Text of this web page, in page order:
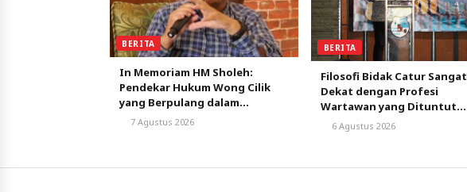
BERITA
In Memoriam HM Sholeh:
Pendekar Hukum Wong Cilik
yang Berpulang dalam
Ketulusan
7 Agustus 2026
BERITA
Filosofi Bidak Catur Sangat
Dekat dengan Profesi
Wartawan yang Dituntut
Berpikir Kritis
6 Agustus 2026